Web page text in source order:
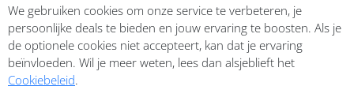
Inschrijven
We gebruiken cookies om onze service te verbeteren, je
persoonlijke deals te bieden en jouw ervaring te boosten. Als je
de optionele cookies niet accepteert, kan dat je ervaring
beïnvloeden. Wil je meer weten, lees dan alsjeblieft het
Cookiebeleid.